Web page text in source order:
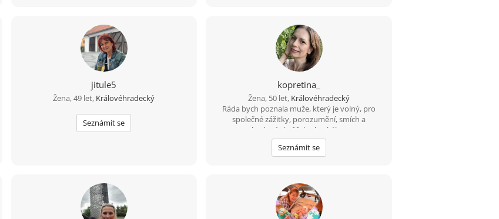
jitule5
Žena, 49 let, Královéhradecký
Seznámit se
kopretina_
Žena, 50 let, Královéhradecký
Ráda bych poznala muže, který je volný, pro
společné zážitky, porozumění, smích a
budování něčeho hezkého.
Seznámit se